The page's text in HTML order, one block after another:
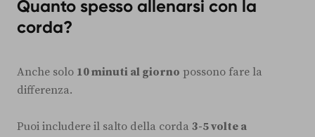
Quanto spesso allenarsi con la
corda?
Anche solo 10 minuti al giorno possono fare la
differenza.
Puoi includere il salto della corda 3-5 volte a